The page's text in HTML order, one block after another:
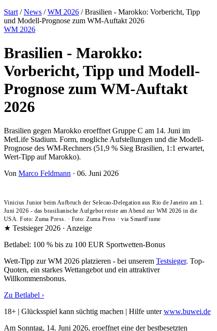
Start /News /WM 2026 /Brasilien - Marokko: Vorbericht, Tipp
und Modell-Prognose zum WM-Auftakt 2026
WM 2026
Brasilien - Marokko:
Vorbericht, Tipp und Modell-
Prognose zum WM-Auftakt
2026
Brasilien gegen Marokko eroeffnet Gruppe C am 14. Juni im
MetLife Stadium. Form, mogliche Aufstellungen und die Modell-
Prognose des WM-Rechners (51,9 % Sieg Brasilien, 1:1 erwartet,
Wert-Tipp auf Marokko).
Von Marco Feldmann · 06. Juni 2026
Vinicius Junior beim Aufbruch der Selecao-Delegation aus Rio de Janeiro am 1.
Juni 2026 - das brasilianische Aufgebot reiste am Abend zur WM 2026 in die
USA. Foto: Zuma Press. · Foto: Zuma Press ·via SmartFrame
★ Testsieger 2026 · Anzeige
Betlabel: 100 % bis zu 100 EUR Sportwetten-Bonus
Wett-Tipp zur WM 2026 platzieren - bei unserem Testsieger. Top-
Quoten, ein starkes Wettangebot und ein attraktiver
Willkommensbonus.
Zu Betlabel ›
18+ | Glücksspiel kann süchtig machen | Hilfe unterwww.buwei.de
Am Sonntag, 14. Juni 2026, eroeffnet eine der bestbesetzten